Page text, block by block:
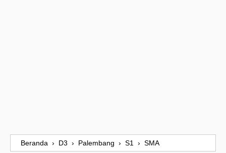
Beranda › D3 › Palembang › S1 › SMA